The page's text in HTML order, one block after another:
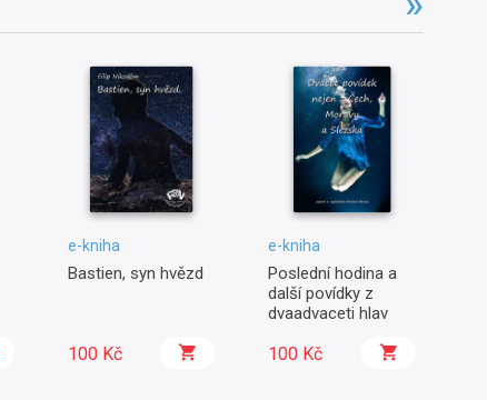
e-kniha
Bastien, syn hvězd
100 Kč
e-kniha
Poslední hodina a
další povídky z
dvaadvaceti hlav
100 Kč